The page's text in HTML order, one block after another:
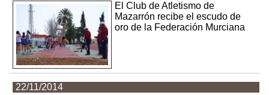
El Club de Atletismo de
Mazarrón recibe el escudo de
oro de la Federación Murciana
22/11/2014